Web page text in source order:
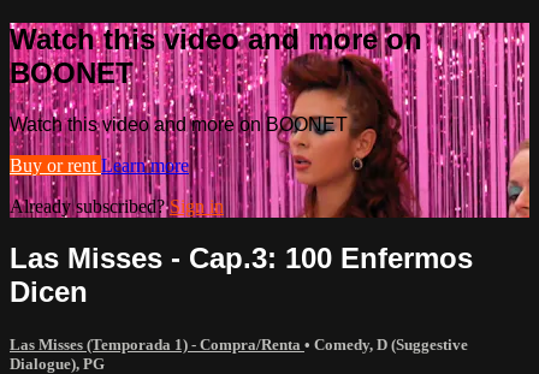
Watch this video and more on
BOONET
Watch this video and more on BOONET
Buy or rent Learn more
Already subscribed?Sign in
Las Misses - Cap.3: 100 Enfermos
Dicen
Las Misses (Temporada 1) - Compra/Renta • Comedy, D (Suggestive
Dialogue), PG